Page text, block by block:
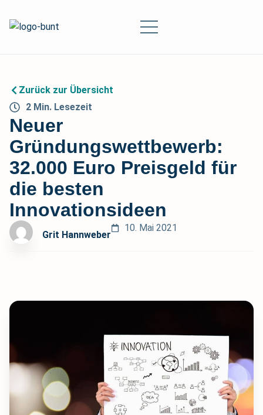
Zurück zur Übersicht
2 Min.Lesezeit
Neuer
Gründungswettbewerb:
32.000 Euro Preisgeld für
die besten
Innovationsideen
Grit Hannweber
10. Mai 2021